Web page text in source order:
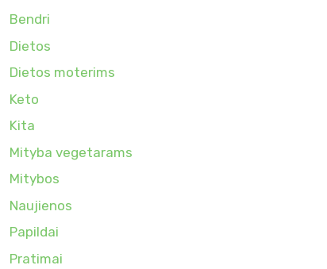
Bendri
Dietos
Dietos moterims
Keto
Kita
Mityba vegetarams
Mitybos
Naujienos
Papildai
Pratimai